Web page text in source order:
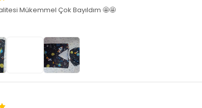
Mükemmel Çok Bayıldım 🤩🤩